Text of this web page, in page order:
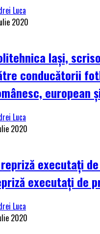
Luca
2020
Iași,
conducătorii
european
Luca
2020
repriză executați
executați de
Luca
2020